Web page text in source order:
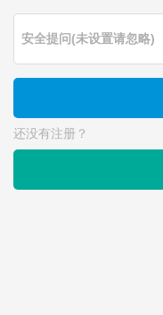
安全提问(未设置请忽略)
还没有注册？